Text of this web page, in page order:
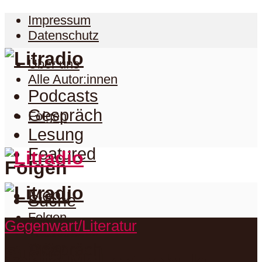
Impressum
Datenschutz
Über uns
Alle Autor:innen
Folgen
Folgen
Folgen
Facebook
Podcasts
Gespräch
Lesung
Featured
Menu
Suche
Podcasts
Gegenwart/Literatur